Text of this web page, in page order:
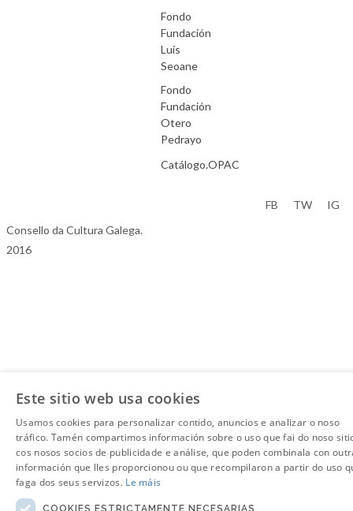
Fondo
Fundación
Luís
Seoane
Fondo
Fundación
Otero
Pedrayo
Catálogo.OPAC
Consello da Cultura Galega.
2016
FB TW IG
Este sitio web usa cookies
Usamos cookies para personalizar contido, anuncios e analizar o noso
tráfico. Tamén compartimos información sobre o uso que fai do noso
cos nosos socios de publicidade e análise, que poden combinala con
información que lles proporcionou ou que recompilaron a partir do uso
faga dos seus servizos. Le máis
COOKIES ESTRICTAMENTE NECESARIAS